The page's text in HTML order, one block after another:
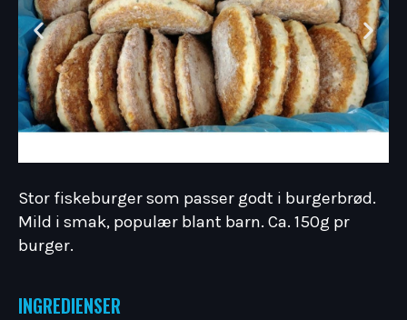
Stor fiskeburger som passer godt i burgerbrød.
Mild i smak, populær blant barn. Ca. 150g pr
burger.
INGREDIENSER